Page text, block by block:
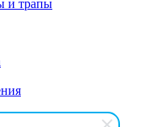
и трапы